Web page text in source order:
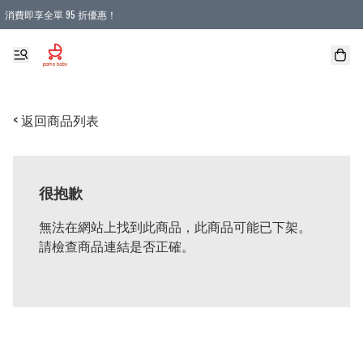
消費即享全單 95 折優惠！
購物滿 HKD 900.00即享免運費優惠！（適用於 本地送貨、本地取貨 )
< 返回商品列表
很抱歉
無法在網站上找到此商品，此商品可能已下架。
請檢查商品連結是否正確。